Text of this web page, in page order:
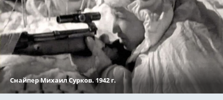
Снайпер Михаил Сурков. 1942 г.